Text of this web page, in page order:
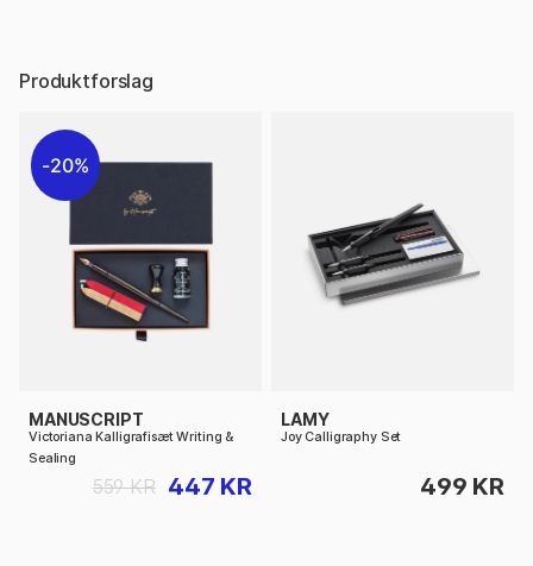
Produktforslag
20%
MANUSCRIPT
Victoriana Kalligrafisæt Writing &
Sealing
447 KR
559 KR
LAMY
Joy Calligraphy Set
499 KR